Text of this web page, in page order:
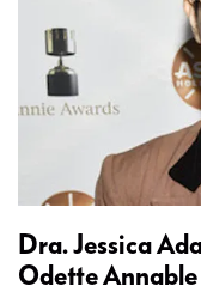
Dra. Jessica
Odette Annable